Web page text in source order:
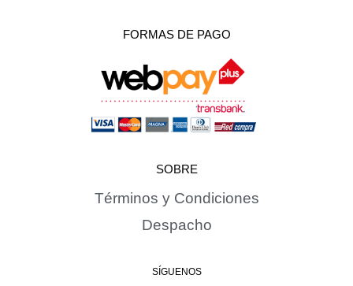
FORMAS DE PAGO
SOBRE
Términos y Condiciones
Despacho
SÍGUENOS